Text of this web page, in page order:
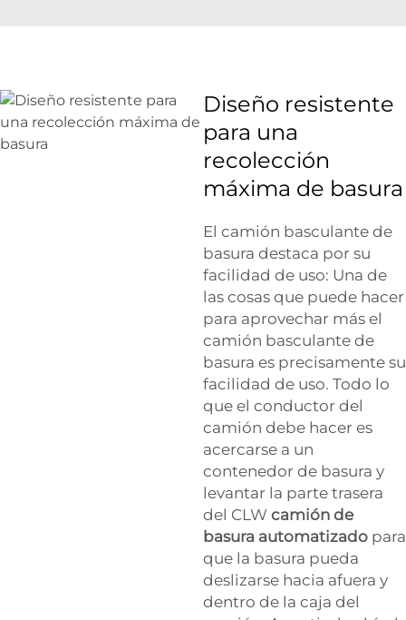
Diseño resistente
para una
recolección
máxima de basura
El camión basculante de
basura destaca por su
facilidad de uso: Una de
las cosas que puede hacer
para aprovechar más el
camión basculante de
basura es precisamente su
facilidad de uso. Todo lo
que el conductor del
camión debe hacer es
acercarse a un
contenedor de basura y
levantar la parte trasera
del CLW camión de
basura automatizado para
que la basura pueda
deslizarse hacia afuera y
dentro de la caja del